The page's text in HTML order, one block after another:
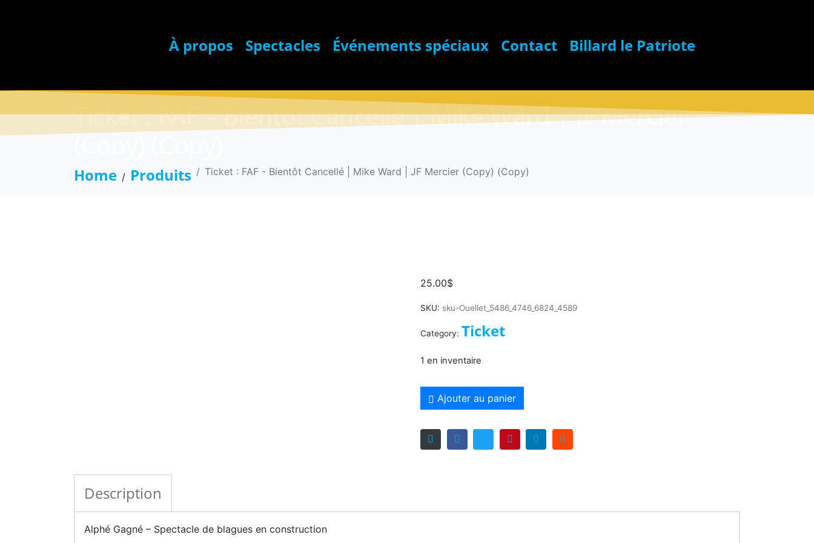
À propos Spectacles Événements spéciaux Contact Billard le Patriote
Ticket : FAF – Bientôt Cancellé | Mike Ward | JF Mercier
(Copy) (Copy)
Home Produits Ticket : FAF - Bientôt Cancellé | Mike Ward | JF Mercier (Copy) (Copy)
25.00$
SKU: sku-Ouellet_5486_4746_6824_4589
Category: Ticket
1 en inventaire
Ajouter au panier
Description
Alphé Gagné – Spectacle de blagues en construction